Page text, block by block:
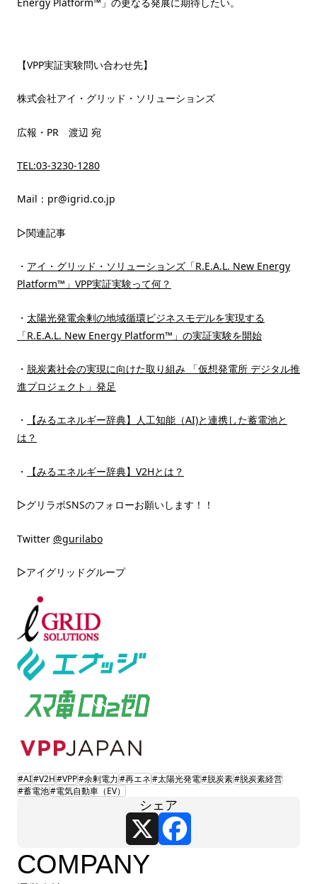
Energy Platform™」の更なる発展に期待したい。
【VPP実証実験問い合わせ先】
株式会社アイ・グリッド・ソリューションズ
広報・PR 渡辺 宛
TEL:03-3230-1280
Mail：pr@igrid.co.jp
▷関連記事
・ アイ・グリッド・ソリューションズ「R.E.A.L. New Energy
Platform™」VPP実証実験って何？
・ 太陽光発電余剰の地域循環ビジネスモデルを実現する
「R.E.A.L. New Energy Platform™」の実証実験を開始
・ 脱炭素社会の実現に向けた取り組み 「仮想発電所 デジタル推
進プロジェクト」発足
・
【みるエネルギー辞典】人工知能（AI)と連携した蓄電池と
は？
・ 【みるエネルギー辞典】V2Hとは？
▷グリラボSNSのフォローお願いします！！
Twitter @gurilabo
▷アイグリッドグループ
#AI#V2H#VPP#余剰電力#再エネ#太陽光発電#脱炭素#脱炭素経営
#蓄電池#電気自動車（EV）
シェア
X
COMPANY